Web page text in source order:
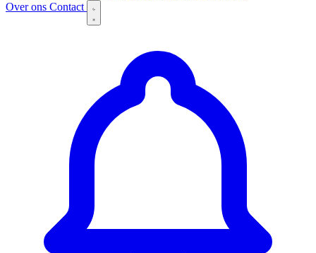
Over ons Contact